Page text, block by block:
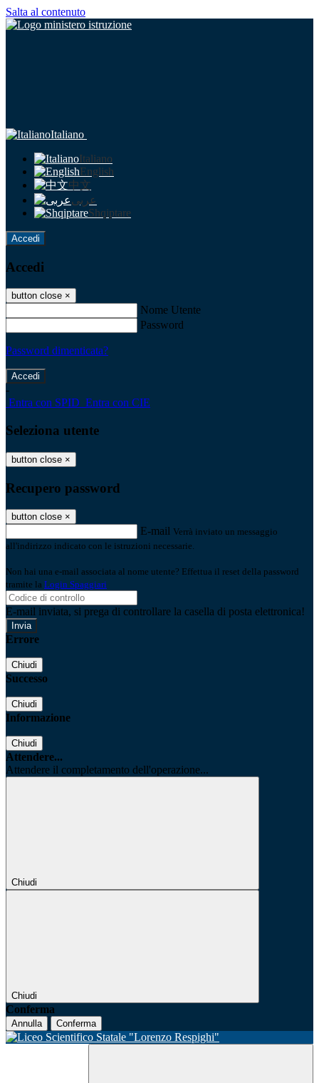
Salta al contenuto
Italiano
Italiano
English
中文
عربى
Shqiptare
Accedi
Accedi
button close ×
Nome Utente
Password
Password dimenticata?
-
Entra con SPID Entra con CIE
Seleziona utente
button close ×
Recupero password
button close ×
E-mail Verrà inviato un messaggio
all'indirizzo indicato con le istruzioni necessarie.
Non hai una e-mail associata al nome utente? Effettua il reset della password
tramite la Login Spaggiari
E-mail inviata, si prega di controllare la casella di posta elettronica!
Errore
Chiudi
Successo
Chiudi
Informazione
Chiudi
Attendere...
Attendere il completamento dell'operazione...
Chiudi
Chiudi
Conferma
Annulla Conferma